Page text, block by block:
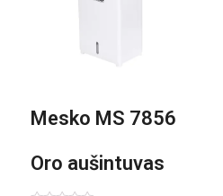
Mesko MS 7856
Oro aušintuvas